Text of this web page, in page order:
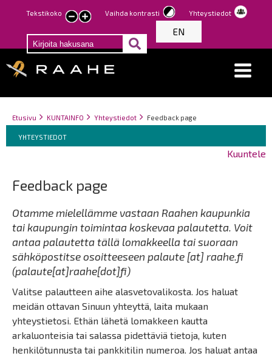
Hyppää
pääsisältöön
Tekstikoko
Pienennä
kokoa
Suurenna
kokoa
Vaihda kontrasti Yhteystiedot
EN
Breadcrumbs
You
here:
Etusivu KUNTAINFO Yhteystiedot Feedback page
Breadcrumbs
You
are
YHTEYSTIEDOT
Kuuntele
Feedback page
Otamme mielellämme vastaan Raahen kaupunkia
tai kaupungin toimintaa koskevaa palautetta. Voit
antaa palautetta tällä lomakkeella tai suoraan
sähköpostitse osoitteeseen palaute [at] raahe.fi
(palaute[at]raahe[dot]fi)
Valitse palautteen aihe alasvetovalikosta. Jos haluat
meidän ottavan Sinuun yhteyttä, laita mukaan
yhteystietosi. Ethän lähetä lomakkeen kautta
arkaluonteisia tai salassa pidettäviä tietoja, kuten
henkilötunnusta tai pankkitilin numeroa. Jos haluat antaa